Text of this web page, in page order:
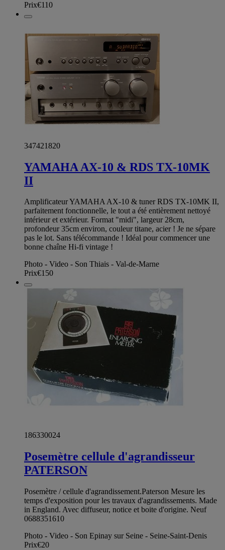
Prix€110
347421820
YAMAHA AX-10 & RDS TX-10MK
II
Amplificateur YAMAHA AX-10 & tuner RDS TX-10MK II,
parfaitement fonctionnelle, le tout a été entièrement nettoyé
intérieur et extérieur. Format "midi", largeur 28cm,
profondeur 35cm environ, couleur titane, acier ! Je ne sépare
pas le lot. Sans télécommande ! Idéal pour commencer une
bonne chaîne Hi-fi vintage !
Photo - Video - Son Thiais - Val-de-Marne
Prix€150
186330024
Posemètre cellule d'agrandisseur
PATERSON
Posemètre / cellule d'agrandissement.Paterson Mesure les
temps d'exposition pour les travaux d'agrandissements. Made
in England. Avec diffuseur, notice et boite d'origine. Neuf
0688351610
Photo - Video - Son Epinay sur Seine - Seine-Saint-Denis
Prix€20